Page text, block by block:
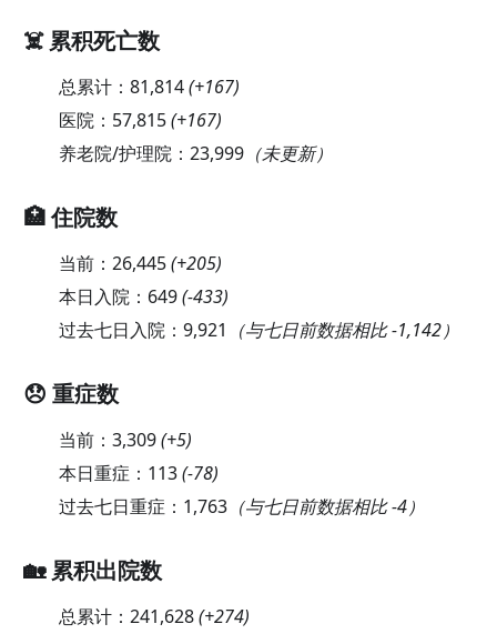
☠️ 累积死亡数
总累计： 81,814(+167)
医院： 57,815(+167)
养老院/护理院： 23,999（未更新）
🏥 住院数
当前： 26,445(+205)
本日入院： 649(-433)
过去七日入院： 9,921 （与七日前数据相比 -1,142）
😞 重症数
当前： 3,309(+5)
本日重症： 113(-78)
过去七日重症： 1,763（与七日前数据相比 -4）
🏡 累积出院数
总累计： 241,628(+274)